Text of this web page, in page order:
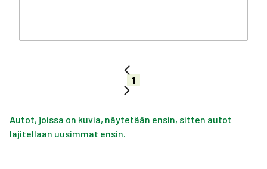
1
Autot, joissa on kuvia, näytetään ensin, sitten autot
lajitellaan uusimmat ensin.